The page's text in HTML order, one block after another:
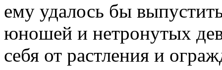
ему удалось бы
юношей и нетронутых
себя от растления и